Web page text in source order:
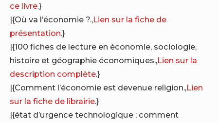
ce livre.}
|{Où va l’économie ?.,Lien sur la fiche de
présentation.}
|{100 fiches de lecture en économie, sociologie,
histoire et géographie économiques.,Lien sur la
description complète.}
|{Comment l’économie est devenue religion.,Lien
sur la fiche de librairie.}
|{état d’urgence technologique ; comment